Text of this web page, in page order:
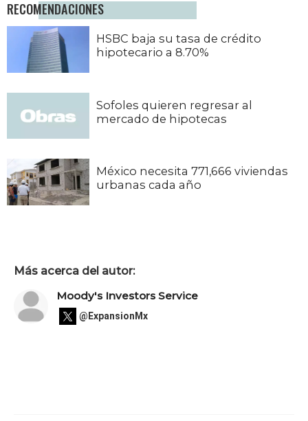
RECOMENDACIONES
HSBC baja su tasa de crédito
hipotecario a 8.70%
Sofoles quieren regresar al
mercado de hipotecas
México necesita 771,666 viviendas
urbanas cada año
Más acerca del autor:
Moody's Investors Service
@ExpansionMx